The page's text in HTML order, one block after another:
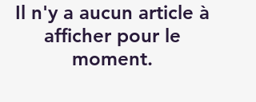
Il n'y a aucun article à
afficher pour le
moment.